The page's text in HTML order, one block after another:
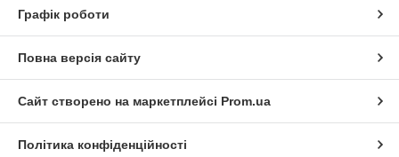
Графік роботи
Повна версія сайту
Сайт створено на маркетплейсі Prom.ua
Політика конфіденційності